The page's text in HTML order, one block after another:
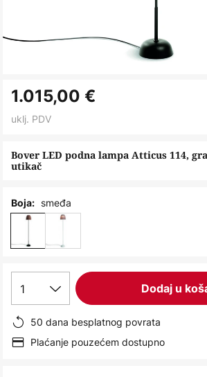
to
the
of
the
gallery
Bover LED podna lampa Atticus 114,
utikač
1.015,00 €
uklj. PDV
Boja: smeđa
1 Dodaj u
50 dana besplatnog povrata
Plaćanje pouzećem dostupno